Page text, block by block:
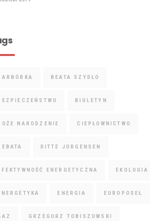
BEATA SZYDŁO
BIULETYN
NARODZENIE CIEPŁOWNICTWO
DITTE JORGENSEN
ENERGETYCZNA EKOLOGIA
ENERGIA EUROPOSEŁ
GRZEGORZ TOBISZOWSKI